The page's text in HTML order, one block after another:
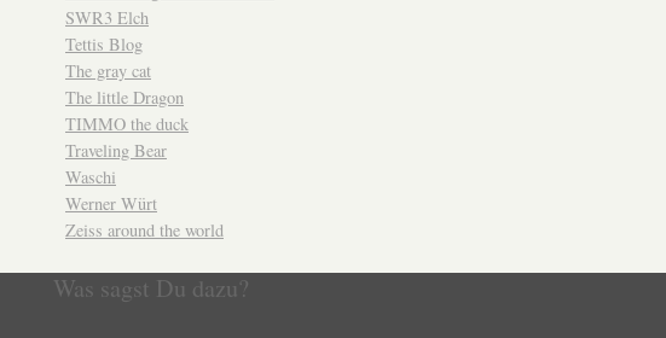
SWR3 Elch
Tettis Blog
The gray cat
The little Dragon
TIMMO the duck
Traveling Bear
Waschi
Werner Würt
Zeiss around the world
Was sagst Du dazu?